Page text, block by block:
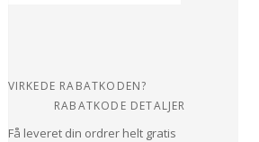
VIRKEDE RABATKODEN?
RABATKODE DETALJER
Få leveret din ordrer helt gratis